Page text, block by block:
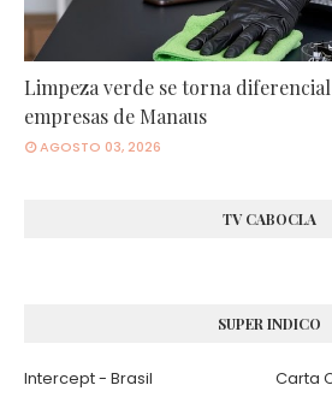
Limpeza verde se torna
empresas de Manaus
AGOSTO 03, 2026
TV CABOCLA
SUPER INDICO
Intercept - Brasil
Carta